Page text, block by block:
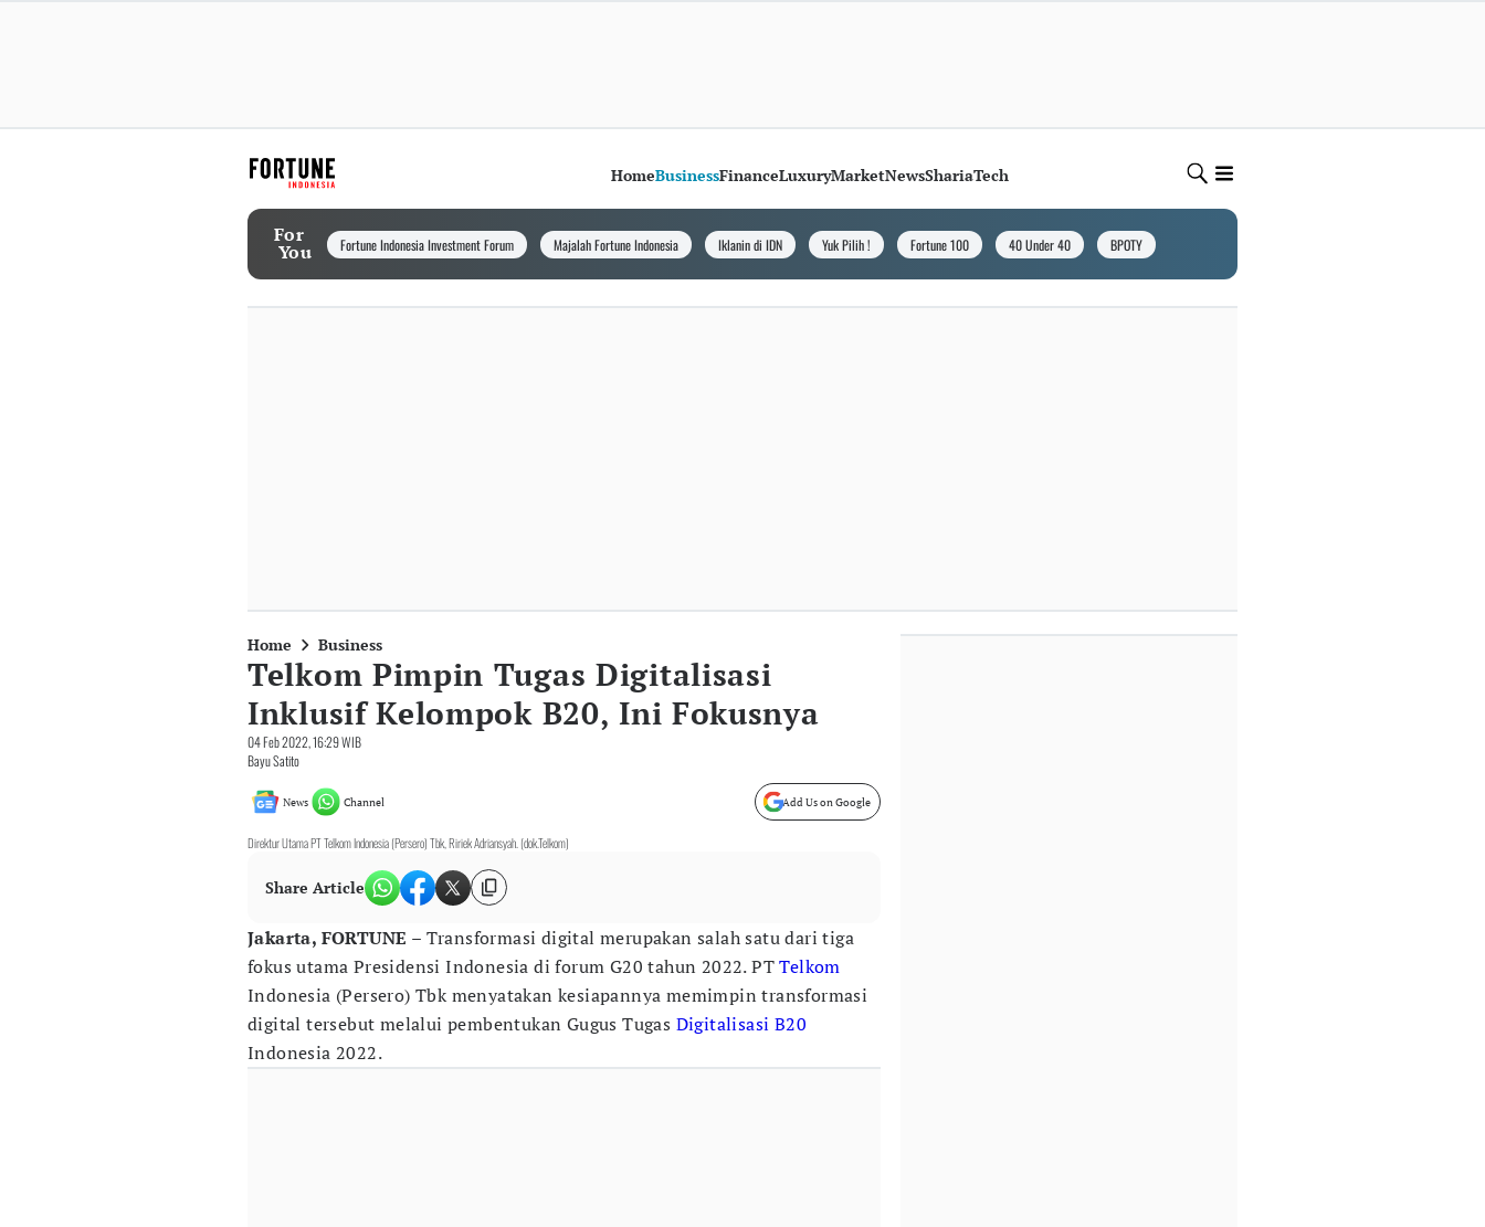
HomeBusinessFinanceLuxuryMarketNewsShariaTech
For
You Fortune Indonesia Investment Forum Majalah Fortune Indonesia Iklanin di IDN Yuk Pilih ! Fortune 100 40 Under 40 BPOTY
Home Business
Telkom Pimpin Tugas Digitalisasi
Inklusif Kelompok B20, Ini Fokusnya
04 Feb 2022, 16:29 WIB
Bayu Satito
News Channel Add Us on Google
Direktur Utama PT Telkom Indonesia (Persero) Tbk, Ririek Adriansyah. (dok.Telkom)
Share Article
Jakarta, FORTUNE – Transformasi digital merupakan salah satu dari tiga
fokus utama Presidensi Indonesia di forum G20 tahun 2022. PTTelkom
Indonesia (Persero) Tbk menyatakan kesiapannya memimpin transformasi
digital tersebut melalui pembentukan Gugus Tugas Digitalisasi B20
Indonesia 2022.